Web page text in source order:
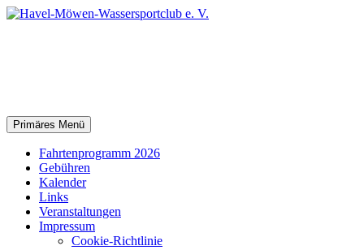
Zum
Suchen
Primäres Menü
Fahrtenprogramm 2026
Gebühren
Kalender
Links
Veranstaltungen
Impressum
Cookie-Richtlinie